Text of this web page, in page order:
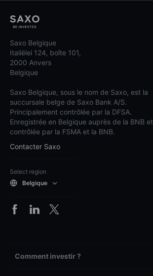
Saxo Belgique
Italiëlei 124, boîte 101,
2000 Anvers
Belgique
Saxo Belgique, sous le nom de Saxo, est la
succursale belge de Saxo Bank A/S.
Principalement contrôlée par la DFSA.
Enregistrée en Belgique auprès de la BNB et
contrôlée par la FSMA et la BNB.
Contacter Saxo
Select region
Belgique
Comment investir ?